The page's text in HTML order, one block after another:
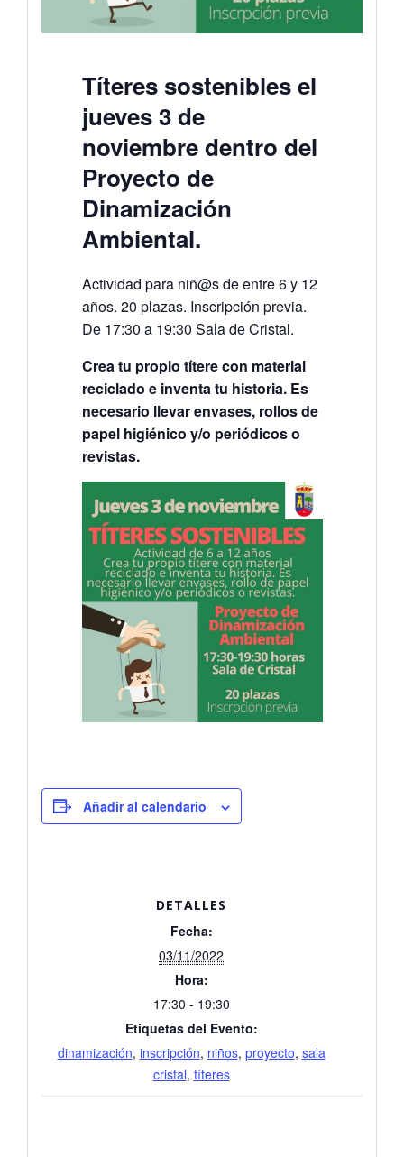
Títeres sostenibles el
jueves 3 de
noviembre dentro del
Proyecto de
Dinamización
Ambiental.
Actividad para niñ@s de entre 6 y 12
años. 20 plazas. Inscripción previa.
De 17:30 a 19:30 Sala de Cristal.
Crea tu propio títere con material
reciclado e inventa tu historia. Es
necesario llevar envases, rollos de
papel higiénico y/o periódicos o
revistas.
Añadir al calendario
DETALLES
Fecha:
03/11/2022
Hora:
17:30 - 19:30
Etiquetas del Evento:
dinamización, inscripción, niños, proyecto, sala
cristal, títeres